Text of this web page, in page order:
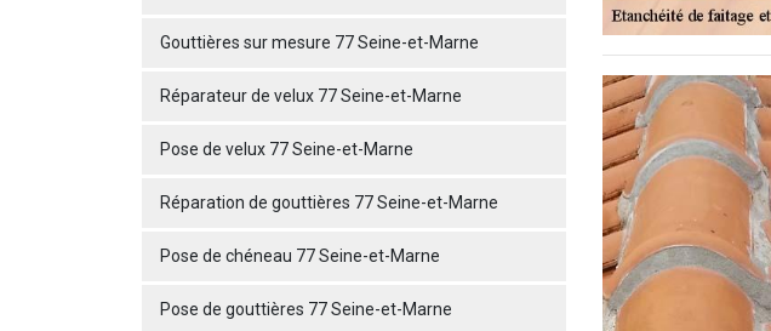
Gouttières sur mesure 77 Seine-et-Marne
Réparateur de velux 77 Seine-et-Marne
Pose de velux 77 Seine-et-Marne
Réparation de gouttières 77 Seine-et-Marne
Pose de chéneau 77 Seine-et-Marne
Pose de gouttières 77 Seine-et-Marne